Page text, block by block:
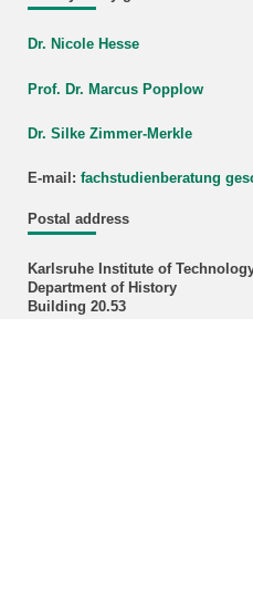
Dr. Nicole Hesse
Prof. Dr. Marcus Popplow
Dr. Silke Zimmer-Merkle
E-mail: fachstudienberatung
Postal address
Karlsruhe Institute of
Department of History
Building 20.53